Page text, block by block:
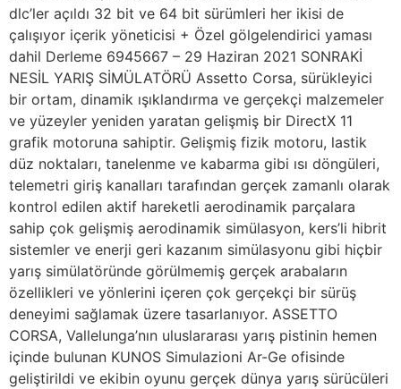
dlc’ler açıldı 32 bit ve 64 bit sürümleri her ikisi de
çalışıyor içerik yöneticisi + Özel gölgelendirici yaması
dahil Derleme 6945667 – 29 Haziran 2021 SONRAKİ
NESİL YARIŞ SİMÜLATÖRÜ Assetto Corsa, sürükleyici
bir ortam, dinamik ışıklandırma ve gerçekçi malzemeler
ve yüzeyler yeniden yaratan gelişmiş bir DirectX 11
grafik motoruna sahiptir. Gelişmiş fizik motoru, lastik
düz noktaları, tanelenme ve kabarma gibi ısı döngüleri,
telemetri giriş kanalları tarafından gerçek zamanlı olarak
kontrol edilen aktif hareketli aerodinamik parçalara
sahip çok gelişmiş aerodinamik simülasyon, kers’li hibrit
sistemler ve enerji geri kazanım simülasyonu gibi hiçbir
yarış simülatöründe görülmemiş gerçek arabaların
özellikleri ve yönlerini içeren çok gerçekçi bir sürüş
deneyimi sağlamak üzere tasarlanıyor. ASSETTO
CORSA, Vallelunga’nın uluslararası yarış pistinin hemen
içinde bulunan KUNOS Simulazioni Ar-Ge ofisinde
geliştirildi ve ekibin oyunu gerçek dünya yarış sürücüleri